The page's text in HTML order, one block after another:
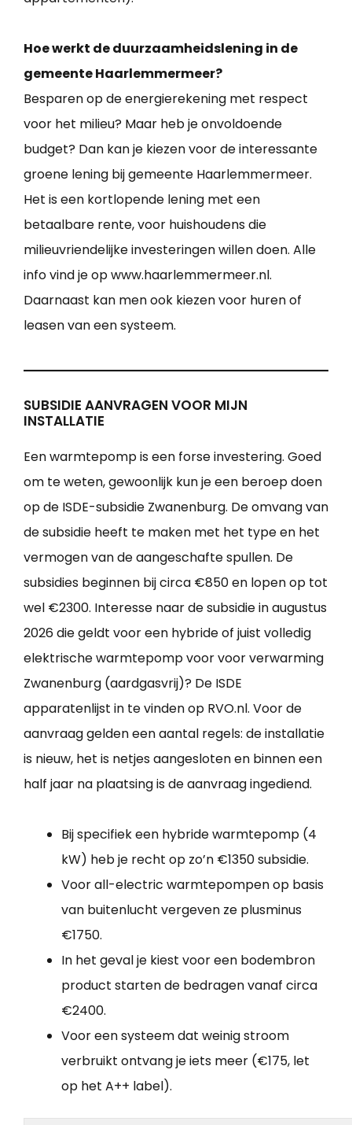
Hoe werkt de duurzaamheidslening in de
gemeente Haarlemmermeer?
Besparen op de energierekening met respect
voor het milieu? Maar heb je onvoldoende
budget? Dan kan je kiezen voor de interessante
groene lening bij gemeente Haarlemmermeer.
Het is een kortlopende lening met een
betaalbare rente, voor huishoudens die
milieuvriendelijke investeringen willen doen. Alle
info vind je op www.haarlemmermeer.nl.
Daarnaast kan men ook kiezen voor huren of
leasen van een systeem.
SUBSIDIE AANVRAGEN VOOR MIJN
INSTALLATIE
Een warmtepomp is een forse investering. Goed
om te weten, gewoonlijk kun je een beroep doen
op de ISDE-subsidie Zwanenburg. De omvang van
de subsidie heeft te maken met het type en het
vermogen van de aangeschafte spullen. De
subsidies beginnen bij circa €850 en lopen op tot
wel €2300. Interesse naar de subsidie in augustus
2026 die geldt voor een hybride of juist volledig
elektrische warmtepomp voor voor verwarming
Zwanenburg (aardgasvrij)? De ISDE
apparatenlijst in te vinden op RVO.nl. Voor de
aanvraag gelden een aantal regels: de installatie
is nieuw, het is netjes aangesloten en binnen een
half jaar na plaatsing is de aanvraag ingediend.
Bij specifiek een hybride warmtepomp (4
kW) heb je recht op zo’n €1350 subsidie.
Voor all-electric warmtepompen op basis
van buitenlucht vergeven ze plusminus
€1750.
In het geval je kiest voor een bodembron
product starten de bedragen vanaf circa
€2400.
Voor een systeem dat weinig stroom
verbruikt ontvang je iets meer (€175, let
op het A++ label).